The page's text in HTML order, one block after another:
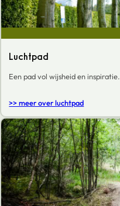
Luchtpad
Een pad vol wijsheid en inspiratie.
>> meer over luchtpad